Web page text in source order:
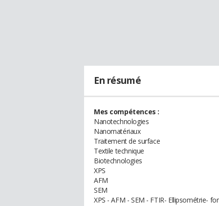
En résumé
Mes compétences :
Nanotechnologies
Nanomatériaux
Traitement de surface
Textile technique
Biotechnologies
XPS
AFM
SEM
XPS - AFM - SEM - FTIR- Ellipsométrie-